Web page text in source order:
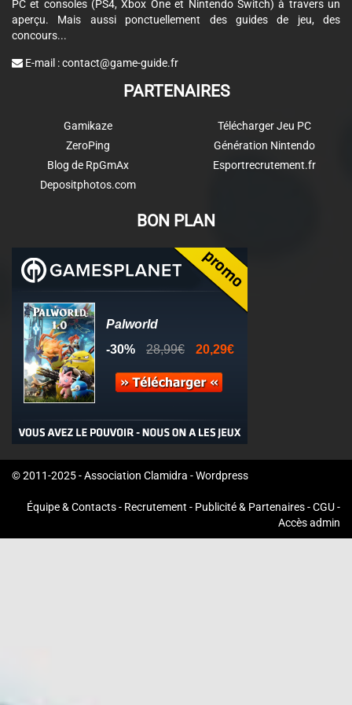
PC et consoles (PS4, Xbox One et Nintendo Switch) à travers un
aperçu. Mais aussi ponctuellement des guides de jeu, des
concours...
E-mail :contact@game-guide.fr
PARTENAIRES
Gamikaze
ZeroPing
Blog de RpGmAx
Depositphotos.com
Télécharger Jeu PC
Génération Nintendo
Esportrecrutement.fr
BON PLAN
© 2011-2025 - Association Clamidra -Wordpress
Équipe & Contacts- Recrutement - Publicité & Partenaires-CGU-
Accès admin